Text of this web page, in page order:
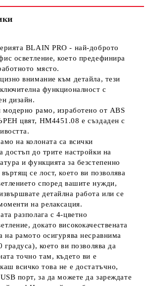
BLAIN PRO - най-доброто
осветление, което предефинира
място.
внимание към детайла, тези
функционалност с
дизайн.
модерно рамо, изработено от ABS
цвят, HM4451.08 е създаден с
на колоната са всички
достъп до трите настройки на
и функцията за безстепенно
се лост, което ви позволява
според вашите нужди,
детайлна работа или се
на релаксация.
разполага с 4-цветно
докато висококачествената
на рамото осигурява несравнима
градуса), което ви позволява да
точно там, където ви е
всичко това не е достатъчно,
порт, за да можете да зареждате